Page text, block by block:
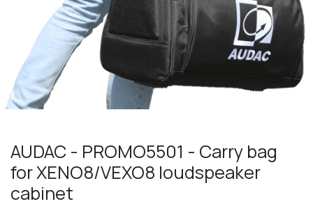
AUDAC - PROMO5501 - Carry bag
for XENO8/VEXO8 loudspeaker
cabinet